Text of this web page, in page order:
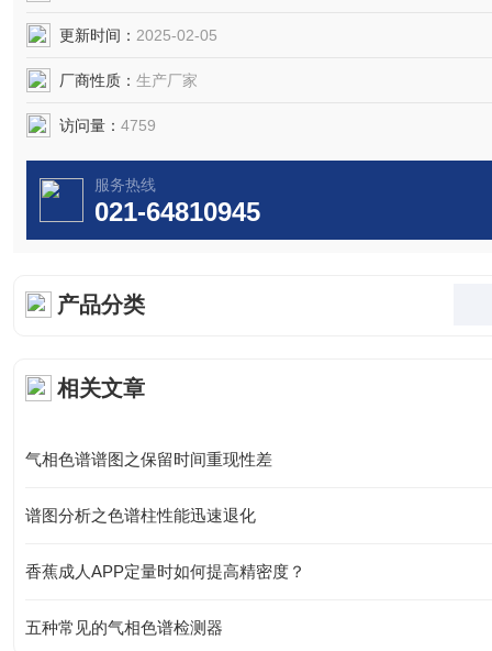
更新时间： 2025-02-05
厂商性质： 生产厂家
访问量： 4759
服务热线
021-64810945
产品分类
相关文章
气相色谱谱图之保留时间重现性差
谱图分析之色谱柱性能迅速退化
香蕉成人APP定量时如何提高精密度？
五种常见的气相色谱检测器